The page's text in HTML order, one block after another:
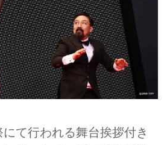
て行われる舞台挨拶付き